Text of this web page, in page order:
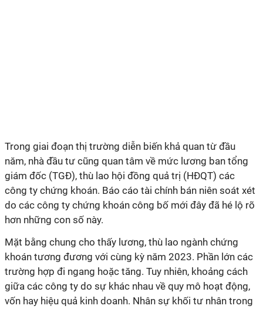
Trong giai đoạn thị trường diễn biến khả quan từ đầu
năm, nhà đầu tư cũng quan tâm về mức lương ban tổng
giám đốc (TGĐ), thù lao hội đồng quả trị (HĐQT) các
công ty chứng khoán. Báo cáo tài chính bán niên soát xét
do các công ty chứng khoán công bố mới đây đã hé lộ rõ
hơn những con số này.
Mặt bằng chung cho thấy lương, thù lao ngành chứng
khoán tương đương với cùng kỳ năm 2023. Phần lớn các
trường hợp đi ngang hoặc tăng. Tuy nhiên, khoảng cách
giữa các công ty do sự khác nhau về quy mô hoạt động,
vốn hay hiệu quả kinh doanh. Nhân sự khối tư nhân trong